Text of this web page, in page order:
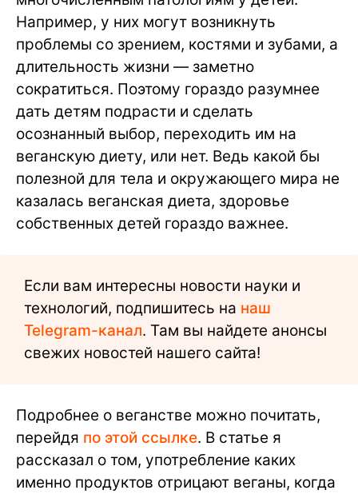
Например, у них могут возникнуть
проблемы со зрением, костями и зубами, а
длительность жизни — заметно
сократиться. Поэтому гораздо разумнее
дать детям подрасти и сделать
осознанный выбор, переходить им на
веганскую диету, или нет. Ведь какой бы
полезной для тела и окружающего мира не
казалась веганская диета, здоровье
собственных детей гораздо важнее.
Если вам интересны новости науки и
технологий, подпишитесь на наш
Telegram-канал. Там вы найдете анонсы
свежих новостей нашего сайта!
Подробнее о веганстве можно почитать,
перейдя по этой ссылке. В статье я
рассказал о том, употребление каких
именно продуктов отрицают веганы, когда